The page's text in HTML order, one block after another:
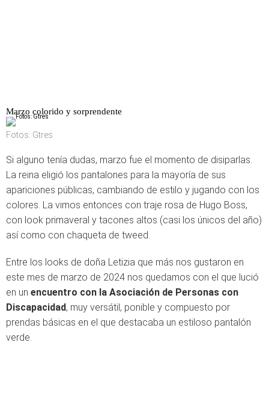
Marzo colorido y sorprendente
Fotos: Gtres
Si alguno tenía dudas, marzo fue el momento de disiparlas.
La reina eligió los pantalones para la mayoría de sus
apariciones públicas, cambiando de estilo y jugando con los
colores. La vimos entonces con traje rosa de Hugo Boss,
con look primaveral y tacones altos (casi los únicos del año)
así como con chaqueta de tweed.
Entre los looks de doña Letizia que más nos gustaron en
este mes de marzo de 2024 nos quedamos con el que lució
en un encuentro con la Asociación de Personas con
Discapacidad, muy versátil, ponible y compuesto por
prendas básicas en el que destacaba un estiloso pantalón
verde.